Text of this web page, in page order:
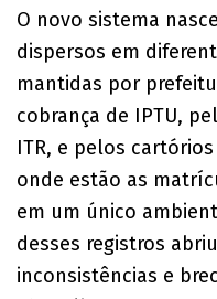
O novo sistema
dispersos em
mantidas por
cobrança de IPTU,
ITR, e pelos
onde estão as
em um único
desses registros
inconsistências e